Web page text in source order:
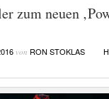
zum neuen
von RON STOKLAS